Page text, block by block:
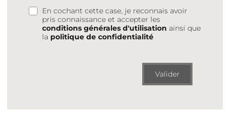
En cochant cette case, je reconnais avoir
pris connaissance et accepter les
conditions générales d'utilisation ainsi que
la politique de confidentialité
Valider